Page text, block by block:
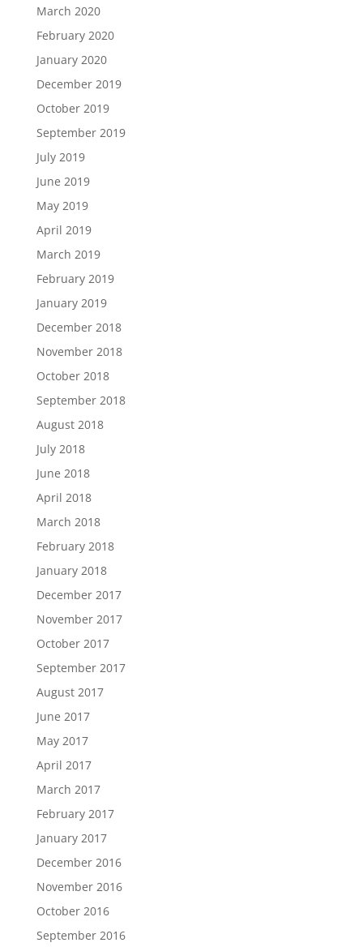
March 2020
February 2020
January 2020
December 2019
October 2019
September 2019
July 2019
June 2019
May 2019
April 2019
March 2019
February 2019
January 2019
December 2018
November 2018
October 2018
September 2018
August 2018
July 2018
June 2018
April 2018
March 2018
February 2018
January 2018
December 2017
November 2017
October 2017
September 2017
August 2017
June 2017
May 2017
April 2017
March 2017
February 2017
January 2017
December 2016
November 2016
October 2016
September 2016